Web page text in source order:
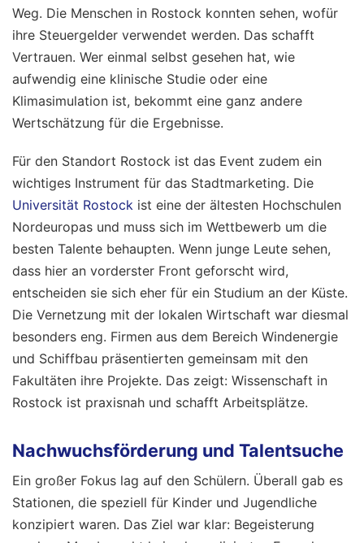
Weg. Die Menschen in Rostock konnten sehen, wofür
ihre Steuergelder verwendet werden. Das schafft
Vertrauen. Wer einmal selbst gesehen hat, wie
aufwendig eine klinische Studie oder eine
Klimasimulation ist, bekommt eine ganz andere
Wertschätzung für die Ergebnisse.
Für den Standort Rostock ist das Event zudem ein
wichtiges Instrument für das Stadtmarketing. Die
Universität Rostock ist eine der ältesten Hochschulen
Nordeuropas und muss sich im Wettbewerb um die
besten Talente behaupten. Wenn junge Leute sehen,
dass hier an vorderster Front geforscht wird,
entscheiden sie sich eher für ein Studium an der Küste.
Die Vernetzung mit der lokalen Wirtschaft war diesmal
besonders eng. Firmen aus dem Bereich Windenergie
und Schiffbau präsentierten gemeinsam mit den
Fakultäten ihre Projekte. Das zeigt: Wissenschaft in
Rostock ist praxisnah und schafft Arbeitsplätze.
Nachwuchsförderung und Talentsuche
Ein großer Fokus lag auf den Schülern. Überall gab es
Stationen, die speziell für Kinder und Jugendliche
konzipiert waren. Das Ziel war klar: Begeisterung